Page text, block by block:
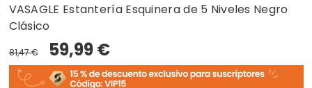
VASAGLE Estantería Esquinera de 5 Niveles Negro
Clásico
81,47 € 59,99 €